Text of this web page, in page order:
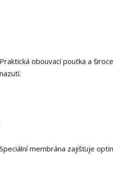
Praktická obouvací poutka a
nazutí.
Speciální membrána zajišťuje